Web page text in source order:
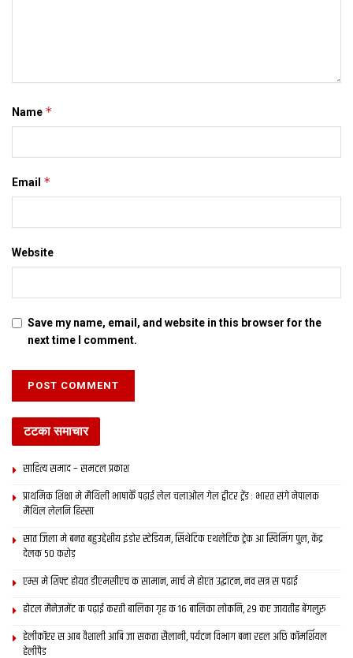
Name *
Email *
Website
Save my name, email, and website in this browser for the
next time I comment.
टटका समाचार
साहित्य समाद – समटल प्रकाश
प्राथमिक शि‍क्षा मे मैथि‍ली भाषाकेँ पढ़ाई लेल चलाओल गेल ट्वीटर ट्रेंड : भारत संगे नेपालक
मैथिल लेलनि हिस्सा
सात जिला मे बनत बहुउद्देशीय इंडोर स्‍टेडि‍यम, सिंथेटिक एथलेटिक ट्रेक आ स्विमिंग पुल, केंद्र
देलक 50 करोड़
एम्स मे शिफ्ट होयत डीएमसीएच क सामान, मार्च मे होएत उद्घाटन, नव सत्र स पढाई
होटल मैनेजमेंट क पढ़ाई करती बालिका गृह क 16 बालिका लोकनि, 29 कए जायतीह बेंगलुरु
हेलीकॉप्टर स आब वैशाली आबि जा सकता सैलानी, पर्यटन विभाग बना रहल अछि कॉमर्शियल
हेलीपैड